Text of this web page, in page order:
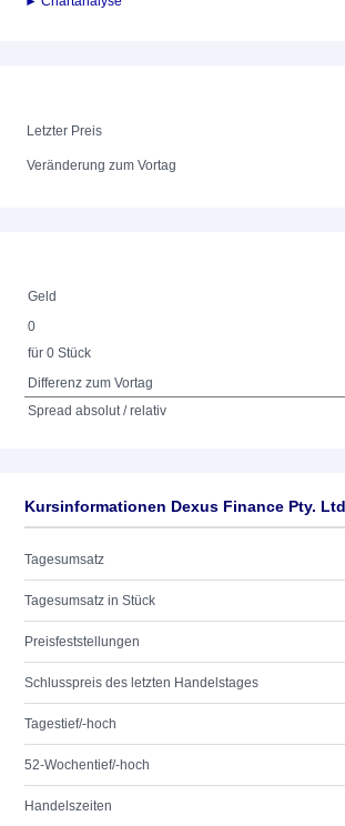
Letzter Preis
Veränderung zum Vortag
Geld
0
für 0 Stück
Differenz zum Vortag
Spread absolut / relativ
Kursinformationen Dexus Finance Pty.
Tagesumsatz
Tagesumsatz in Stück
Preisfeststellungen
Schlusspreis des letzten Handelstages
Tagestief/-hoch
52-Wochentief/-hoch
Handelszeiten